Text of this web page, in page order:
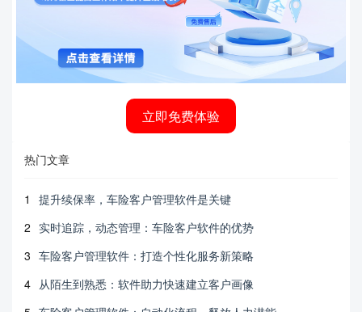
立即免费体验
热门文章
1
提升续保率，车险客户管理软件是关键
2 实时追踪，动态管理：车险客户软件的优势
3 车险客户管理软件：打造个性化服务新策略
4 从陌生到熟悉：软件助力快速建立客户画像